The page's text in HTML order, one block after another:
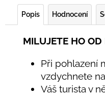
Popis Hodnocení
MILUJETE HO
Při pohlazení
vzdychnete
Váš turista v